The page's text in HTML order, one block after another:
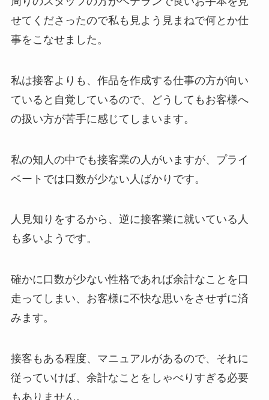
せてくださったので私も見よう見まねで何とか仕
事をこなせました。
私は接客よりも、作品を作成する仕事の方が向い
ていると自覚しているので、どうしてもお客様へ
の扱い方が苦手に感じてしまいます。
私の知人の中でも接客業の人がいますが、プライ
ベートでは口数が少ない人ばかりです。
人見知りをするから、逆に接客業に就いている人
も多いようです。
確かに口数が少ない性格であれば余計なことを口
走ってしまい、お客様に不快な思いをさせずに済
みます。
接客もある程度、マニュアルがあるので、それに
従っていけば、余計なことをしゃべりすぎる必要
もありません。